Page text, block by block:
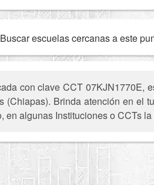
Buscar escuelas cercanas a este
con clave CCT 07KJN1770E,
(Chiapas). Brinda atención en el
en algunas Instituciones o CCTs